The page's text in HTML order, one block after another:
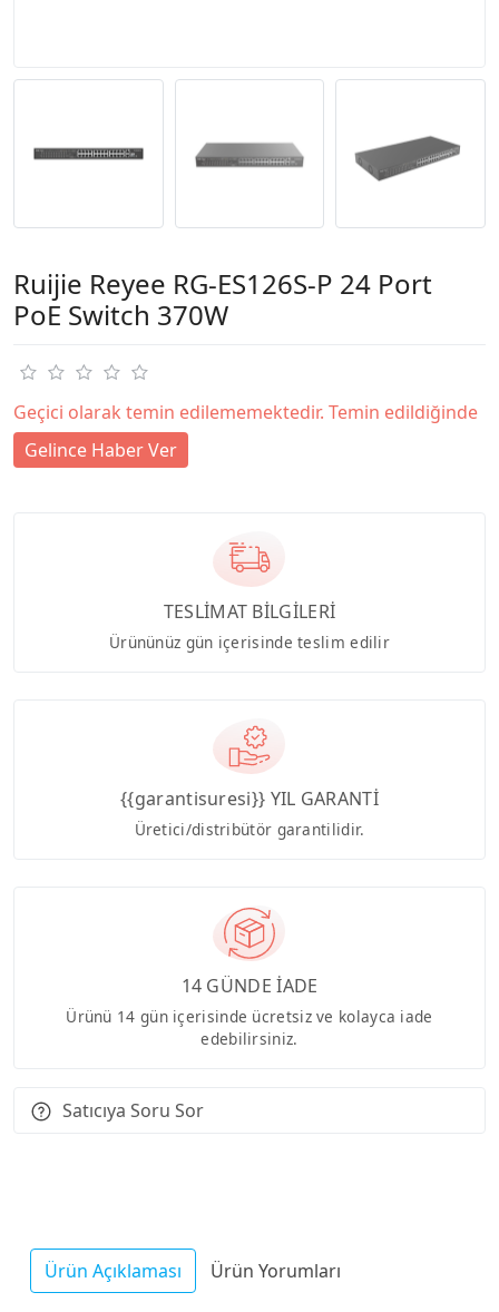
Ruijie Reyee RG-ES126S-P 24 Port
PoE Switch 370W
Geçici olarak temin edilememektedir. Temin edildiğinde
Gelince Haber Ver
TESLİMAT BİLGİLERİ
Ürününüz gün içerisinde teslim edilir
{{garantisuresi}} YIL GARANTİ
Üretici/distribütör garantilidir.
14 GÜNDE İADE
Ürünü 14 gün içerisinde ücretsiz ve kolayca iade
edebilirsiniz.
Satıcıya Soru Sor
Ürün Açıklaması Ürün Yorumları